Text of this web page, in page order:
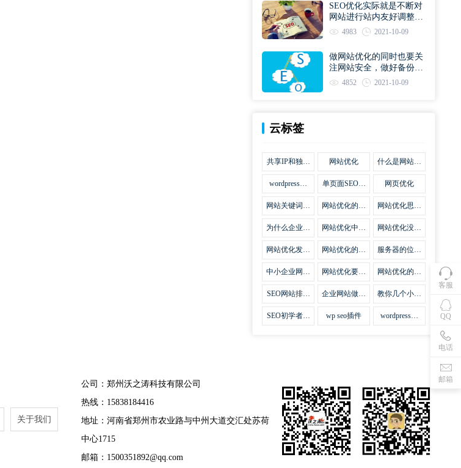
SEO优化实际就是不断对
网站进行站内友好调整直
到符合优化规则
4983 2021-10-09
做网站优化的同时也要关
注网站安全，做好备份工
作 4852 2021-10-09
云标签
共享IP和独立
网站优化
什么是网站优
wordpress网
集插件
单页面SEO网
网页优化
网站关键词优
么
网站优化的误
网站优化思路
要
为什么企业网
网站SEO优
网站优化中关
干问题
网站优化没有
味道
网站优化发挥
网站优化的费
服务器的位置
影响
中小企业网站
法
网站优化要不
网站优化的逆
SEO网站排名
法宝
企业网站做好
势
教你几个小技
页优化
SEO初学者，
wp seo插件
wordpress插
客服
QQ
电话
邮箱
关于我们
公司：郑州沃之涛科技有限公司
热线：15838184416
地址：河南省郑州市农业路与中州大道交汇处苏荷
中心1715
邮箱：1500351892@qq.com